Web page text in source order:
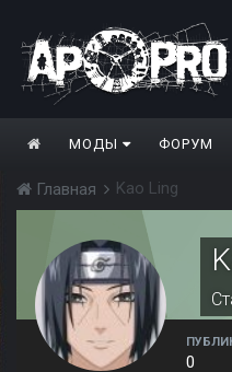
МОДЫ ФОРУМ
Главная Kao Ling
0